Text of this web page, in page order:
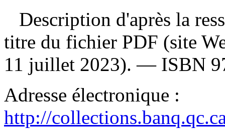
Description d'après la
titre du fichier PDF (site
11 juillet 2023). — ISBN
Adresse électronique :
http://